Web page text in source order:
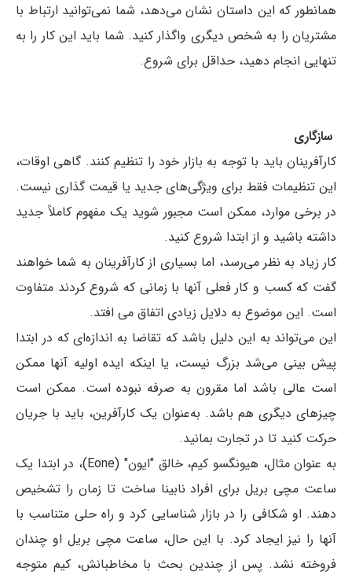
همانطور که این داستان نشان می‌دهد، شما نمی‌توانید ارتباط با
مشتریان را به شخص دیگری واگذار کنید. شما باید این کار را به
تنهایی انجام دهید، حداقل برای شروع.
سازگاری
کارآفرینان باید با توجه به بازار خود را تنظیم کنند. گاهی اوقات،
این تنظیمات فقط برای ویژگی‌های جدید یا قیمت گذاری نیست.
در برخی موارد، ممکن است مجبور شوید یک مفهوم کاملاً جدید
داشته باشید و از ابتدا شروع کنید.
کار زیاد به نظر می‌رسد، اما بسیاری از کارآفرینان به شما خواهند
گفت که کسب و کار فعلی آنها با زمانی که شروع کردند متفاوت
است. این موضوع به دلایل زیادی اتفاق می افتد.
این می‌تواند به این دلیل باشد که تقاضا به اندازه‌ای که در ابتدا
پیش بینی می‌شد بزرگ نیست، یا اینکه ایده اولیه آنها ممکن
است عالی باشد اما مقرون به صرفه نبوده است. ممکن است
چیزهای دیگری هم باشد. به‌عنوان یک کارآفرین، باید با جریان
حرکت کنید تا در تجارت بمانید.
به عنوان مثال، هیونگسو کیم، خالق "ایون" (Eone)، در ابتدا یک
ساعت مچی بریل برای افراد نابینا ساخت تا زمان را تشخیص
دهند. او شکافی را در بازار شناسایی کرد و راه حلی متناسب با
آنها را نیز ایجاد کرد. با این حال، ساعت مچی بریل او چندان
فروخته نشد. پس از چندین بحث با مخاطبانش، کیم متوجه